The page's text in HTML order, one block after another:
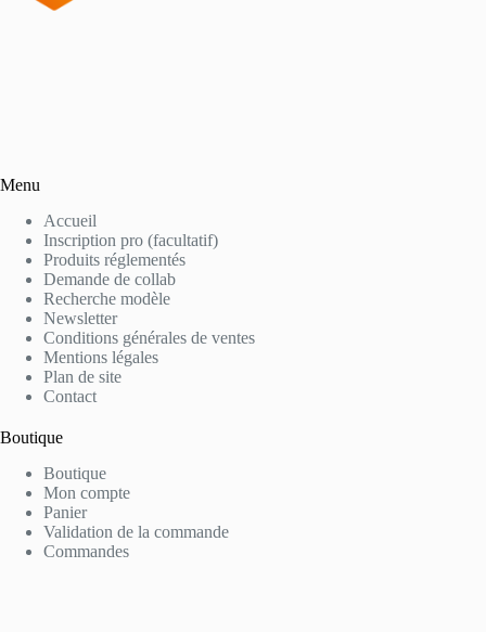
Menu
Accueil
Inscription pro (facultatif)
Produits réglementés
Demande de collab
Recherche modèle
Newsletter
Conditions générales de ventes
Mentions légales
Plan de site
Contact
Boutique
Boutique
Mon compte
Panier
Validation de la commande
Commandes